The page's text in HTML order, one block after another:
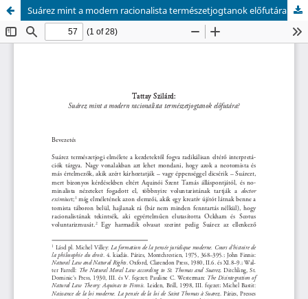
Suárez mint a modern racionalista természetjogtanok előfutára?